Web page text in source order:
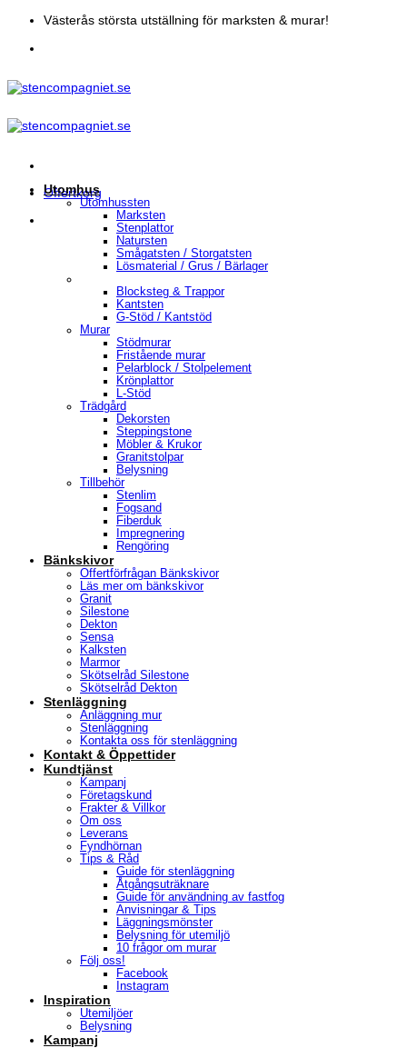
Skip
content
Västerås största utställning för marksten & murar!
Offertkorg
Utomhus
Utomhussten
Marksten
Stenplattor
Natursten
Smågatsten / Storgatsten
Lösmaterial / Grus / Bärlager
Blocksteg & Trappor
Kantsten
G-Stöd / Kantstöd
Murar
Stödmurar
Fristående murar
Pelarblock / Stolpelement
Krönplattor
L-Stöd
Trädgård
Dekorsten
Steppingstone
Möbler & Krukor
Granitstolpar
Belysning
Tillbehör
Stenlim
Fogsand
Fiberduk
Impregnering
Rengöring
Bänkskivor
Offertförfrågan Bänkskivor
Läs mer om bänkskivor
Granit
Silestone
Dekton
Sensa
Kalksten
Marmor
Skötselråd Silestone
Skötselråd Dekton
Stenläggning
Anläggning mur
Stenläggning
Kontakta oss för stenläggning
Kontakt & Öppettider
Kundtjänst
Kampanj
Företagskund
Frakter & Villkor
Om oss
Leverans
Fyndhörnan
Tips & Råd
Guide för stenläggning
Åtgångsuträknare
Guide för användning av fastfog
Anvisningar & Tips
Läggningsmönster
Belysning för utemiljö
10 frågor om murar
Följ oss!
Facebook
Instagram
Inspiration
Utemiljöer
Belysning
Kampanj